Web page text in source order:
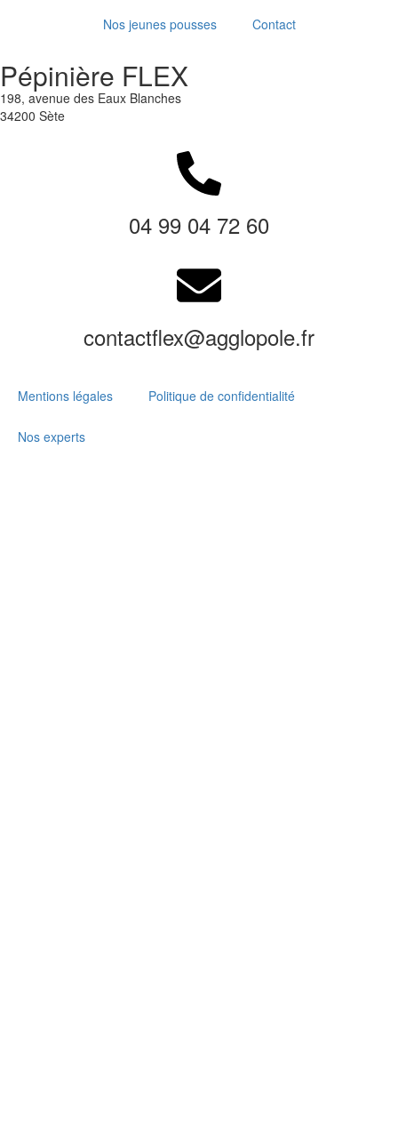
Nos jeunes pousses Contact
Pépinière FLEX
198, avenue des Eaux Blanches
34200 Sète
04 99 04 72 60
contactflex@agglopole.fr
Mentions légales Politique de confidentialité
Nos experts